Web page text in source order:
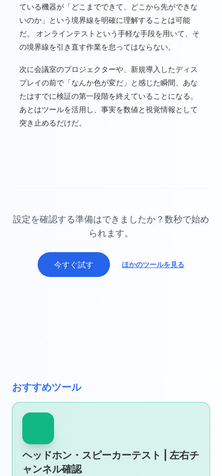
ている機器が「どこまでできて、どこから先ができな
いのか」という境界線を明確に理解することは可能
だ。 オンラインテストという手軽な手段を用いて、そ
の境界線を引き直す作業を怠ってはならない。
次に会議室のプロジェクターや、新規導入したディス
プレイの前で「なんか色が変だ」と感じた瞬間、あな
たはすでに検証の第一段階を終えていることになる。
あとはツールを活用し、事実を数値と視覚情報として
突き止めるだけだ。
設定を確認する準備はできましたか？数秒で始め
られます。
今すぐ試す ほかのツールを見る
おすすめツール
ヘッドホン・スピーカーテスト | 左右チ
ャンネル確認